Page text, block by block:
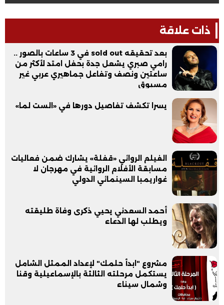
ذات علاقة
بعد تحقيقه sold out في 3 ساعات بالصور ..
رامي صبري يشعل جدة بحفل امتد لأكثر من
ساعتين ونصف وتفاعل جماهيري عربي غير
مسبوق
يسرا تكشف تفاصيل دورها في «الست لما»
الفيلم الروائي «قفلة» يشارك ضمن فعاليات
مسابقة الأفلام الروائية في مهرجان لا
غواريمبا السينمائي الدولي
أحمد السعدني يحيي ذكرى وفاة طليقته
ويطلب لها الدعاء
مشروع "ابدأ حلمك" لإعداد الممثل الشامل
يستكمل مرحلته الثالثة بالإسماعيلية وقنا
وشمال سيناء